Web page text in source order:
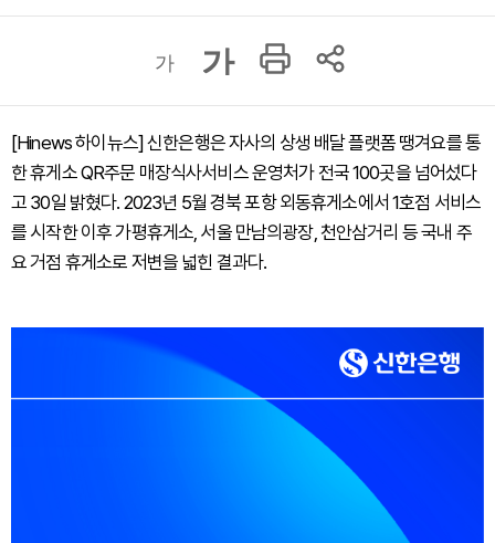
가 가
[Hinews 하이뉴스] 신한은행은 자사의 상생 배달 플랫폼 땡겨요를 통
한 휴게소 QR주문 매장식사서비스 운영처가 전국 100곳을 넘어섰다
고 30일 밝혔다. 2023년 5월 경북 포항 외동휴게소에서 1호점 서비스
를 시작한 이후 가평휴게소, 서울 만남의광장, 천안삼거리 등 국내 주
요 거점 휴게소로 저변을 넓힌 결과다.